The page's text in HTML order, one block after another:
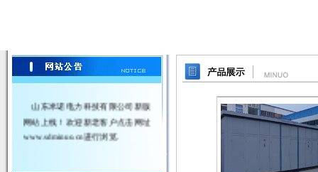
山东米诺电力科技有限公司新版
网站上线！欢迎新老客户点击网址
www.sdminuo.cn进行浏览.